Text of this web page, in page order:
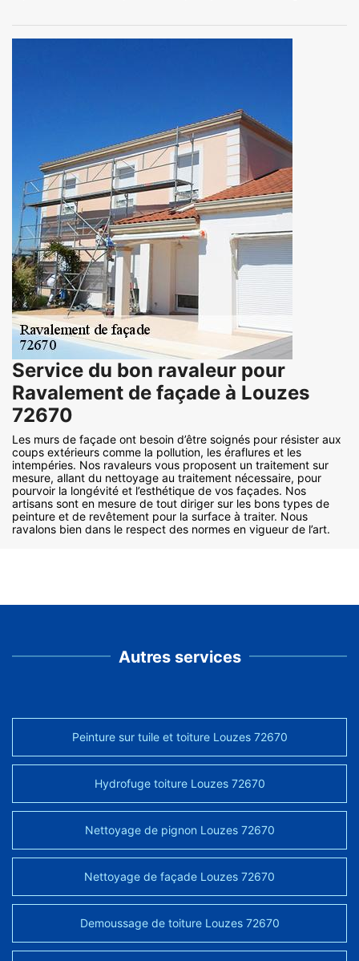
Service du bon ravaleur pour
Ravalement de façade à Louzes
72670
Les murs de façade ont besoin d’être soignés pour résister aux
coups extérieurs comme la pollution, les éraflures et les
intempéries. Nos ravaleurs vous proposent un traitement sur
mesure, allant du nettoyage au traitement nécessaire, pour
pourvoir la longévité et l’esthétique de vos façades. Nos
artisans sont en mesure de tout diriger sur les bons types de
peinture et de revêtement pour la surface à traiter. Nous
ravalons bien dans le respect des normes en vigueur de l’art.
Autres services
Peinture sur tuile et toiture Louzes 72670
Hydrofuge toiture Louzes 72670
Nettoyage de pignon Louzes 72670
Nettoyage de façade Louzes 72670
Demoussage de toiture Louzes 72670